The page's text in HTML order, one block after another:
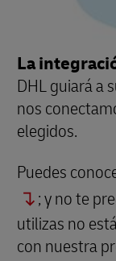
La
DHL guiará a
nos
elegidos.
Puedes
; y no te
utilizas no
con nuestra